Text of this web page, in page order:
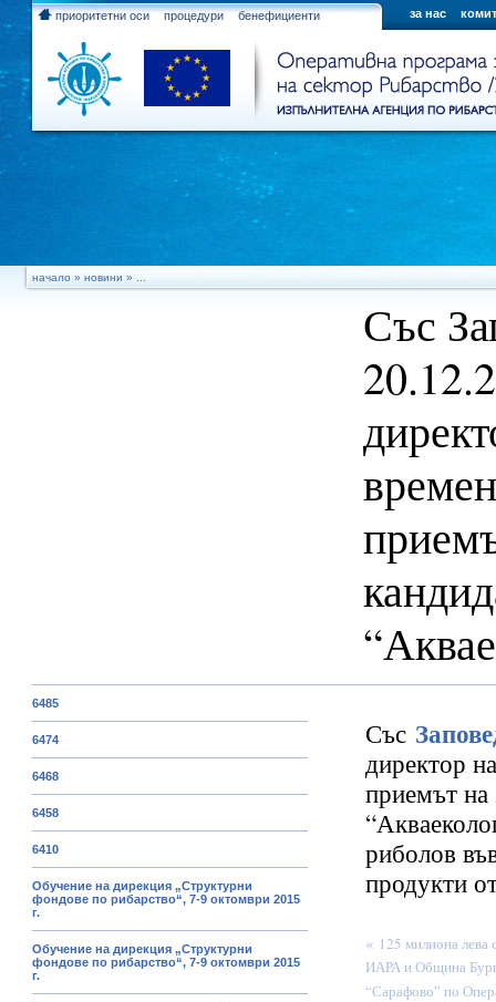
приоритетни оси процедури бенефициенти за нас
начало» новини » ...
Със
6485
6474
6468
6458
6410
Обучение на дирекция „Структурни
фондове по рибарство“, 7-9 октомври 2015
г.
Обучение на дирекция „Структурни
фондове по рибарство“, 7-9 октомври 2015
г.
Със
директор
приемът на
риболов
продукти
« 125 милиона лева
ИАРА и Община
“Сарафово” по